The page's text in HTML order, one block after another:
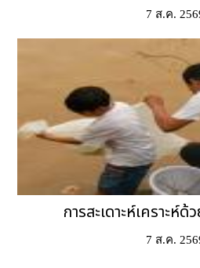
7 ส.ค.
การสะเดาะห์เคราะห์
7 ส.ค.